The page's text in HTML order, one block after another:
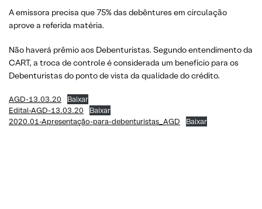
A emissora precisa que 75% das debêntures em circulação
aprove a referida matéria.
Não haverá prêmio aos Debenturistas. Segundo entendimento da
CART, a troca de controle é considerada um benefício para os
Debenturistas do ponto de vista da qualidade do crédito.
AGD-13.03.20
Baixar
Edital-AGD-13.03.20
Baixar
2020.01-Apresentação-para-debenturistas_AGD
Baixar